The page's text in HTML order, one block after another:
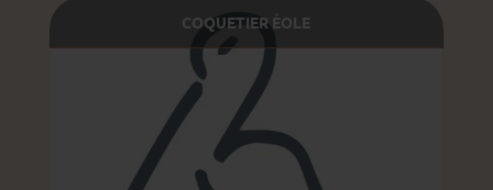
COQUETIER ÉOLE